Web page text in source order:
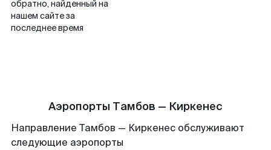
обратно, найденный на
нашем сайте за
последнее время
Аэропорты Тамбов — Киркенес
Направление Тамбов — Киркенес обслуживают
следующие аэропорты